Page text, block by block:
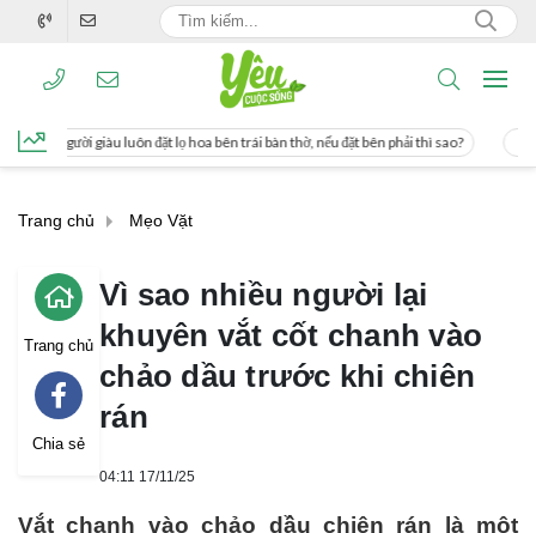
đặt lọ hoa bên trái bàn thờ, nếu đặt bên phải thì sao? Cách uống nước
Trang chủ Mẹo Vặt
Trang chủ
Chia sẻ
Vì sao nhiều người lại
khuyên vắt cốt chanh vào
chảo dầu trước khi chiên
rán
04:11 17/11/25
Vắt chanh vào chảo dầu chiên rán là một